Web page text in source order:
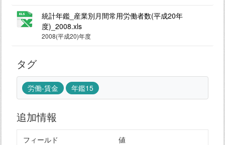
統計年鑑_産業別月間常用労働者数(平成20年
度)_2008.xls
2008(平成20)年度
タグ
労働-賃金 年鑑15
追加情報
フィールド
値